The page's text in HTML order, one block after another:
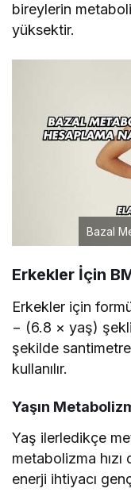
bireylerin
yüksektir.
Bazal
Erkekler İçin
Erkekler için
− (6.8 × yaş)
şekilde
kullanılır.
Yaşın
Yaş ilerledikçe
metabolizma
enerji ihtiyacı